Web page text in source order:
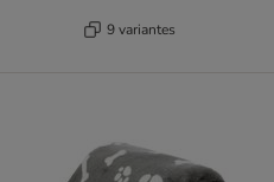
9 variantes